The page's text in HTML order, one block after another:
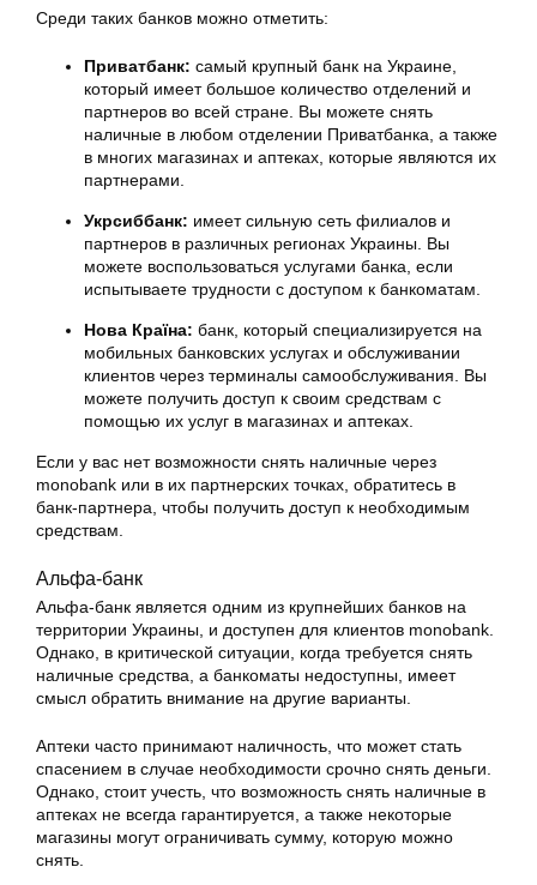
Среди таких банков можно отметить:
Приватбанк: самый крупный банк на Украине,
который имеет большое количество отделений и
партнеров во всей стране. Вы можете снять
наличные в любом отделении Приватбанка, а также
в многих магазинах и аптеках, которые являются их
партнерами.
Укрсиббанк: имеет сильную сеть филиалов и
партнеров в различных регионах Украины. Вы
можете воспользоваться услугами банка, если
испытываете трудности с доступом к банкоматам.
Нова Країна: банк, который специализируется на
мобильных банковских услугах и обслуживании
клиентов через терминалы самообслуживания. Вы
можете получить доступ к своим средствам с
помощью их услуг в магазинах и аптеках.
Если у вас нет возможности снять наличные через
monobank или в их партнерских точках, обратитесь в
банк-партнера, чтобы получить доступ к необходимым
средствам.
Альфа-банк
Альфа-банк является одним из крупнейших банков на
территории Украины, и доступен для клиентов monobank.
Однако, в критической ситуации, когда требуется снять
наличные средства, а банкоматы недоступны, имеет
смысл обратить внимание на другие варианты.
Аптеки часто принимают наличность, что может стать
спасением в случае необходимости срочно снять деньги.
Однако, стоит учесть, что возможность снять наличные в
аптеках не всегда гарантируется, а также некоторые
магазины могут ограничивать сумму, которую можно
снять.